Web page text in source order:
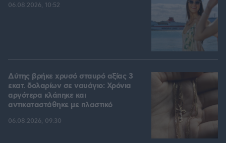
06.08.2026, 10:52
Δύτης βρήκε χρυσό σταυρό αξίας 3
εκατ. δολαρίων σε ναυάγιο: Χρόνια
αργότερα κλάπηκε και
αντικαταστάθηκε με πλαστικό
06.08.2026, 09:30